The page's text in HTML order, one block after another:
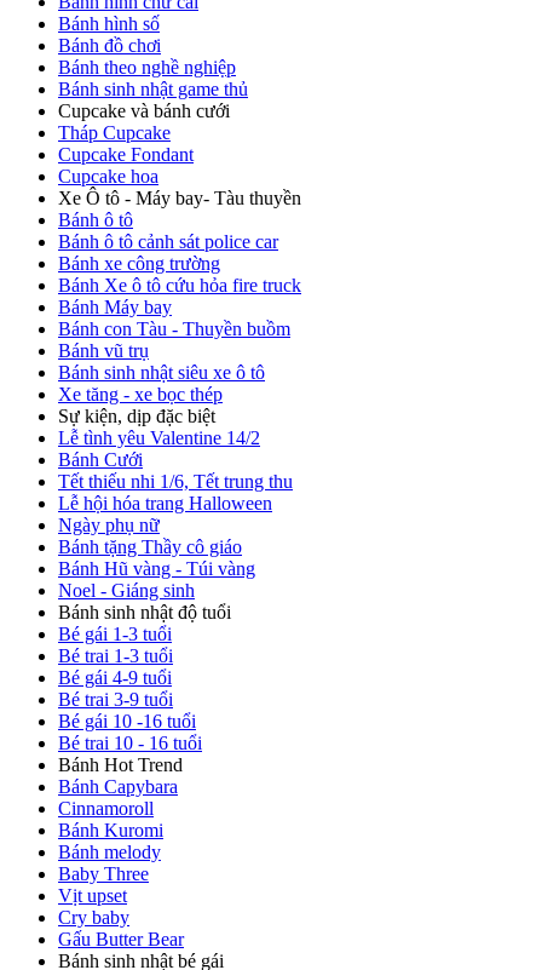
Bánh hình số
Bánh đồ chơi
Bánh theo nghề nghiệp
Bánh sinh nhật game thủ
Cupcake và bánh cưới
Tháp Cupcake
Cupcake Fondant
Cupcake hoa
Xe Ô tô - Máy bay- Tàu thuyền
Bánh ô tô
Bánh ô tô cảnh sát police car
Bánh xe công trường
Bánh Xe ô tô cứu hỏa fire truck
Bánh Máy bay
Bánh con Tàu - Thuyền buồm
Bánh vũ trụ
Bánh sinh nhật siêu xe ô tô
Xe tăng - xe bọc thép
Sự kiện, dịp đặc biệt
Lễ tình yêu Valentine 14/2
Bánh Cưới
Tết thiếu nhi 1/6, Tết trung thu
Lễ hội hóa trang Halloween
Ngày phụ nữ
Bánh tặng Thầy cô giáo
Bánh Hũ vàng - Túi vàng
Noel - Giáng sinh
Bánh sinh nhật độ tuổi
Bé gái 1-3 tuổi
Bé trai 1-3 tuổi
Bé gái 4-9 tuổi
Bé trai 3-9 tuổi
Bé gái 10 -16 tuổi
Bé trai 10 - 16 tuổi
Bánh Hot Trend
Bánh Capybara
Cinnamoroll
Bánh Kuromi
Bánh melody
Baby Three
Vịt upset
Cry baby
Gấu Butter Bear
Bánh sinh nhật bé gái